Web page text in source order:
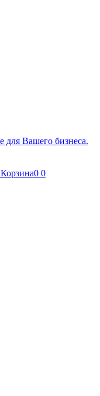
Корзина0 0